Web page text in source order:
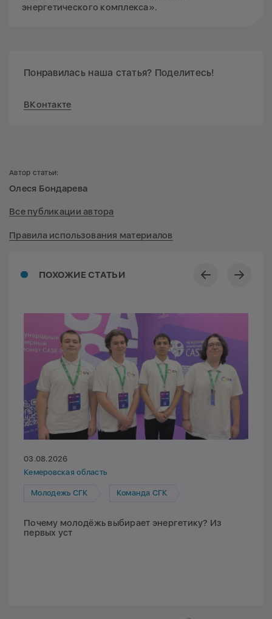
энергетического комплекса».
Понравилась наша статья? Поделитесь!
ВКонтакте
ПОХОЖИЕ СТАТЬИ
03.08.2026
Кемеровская область
Молодежь СГК Команда СГК
Почему молодёжь выбирает энергетику? Из
первых уст
Автор статьи:
Олеся Бондарева
Все публикации автора
Правила использования материалов